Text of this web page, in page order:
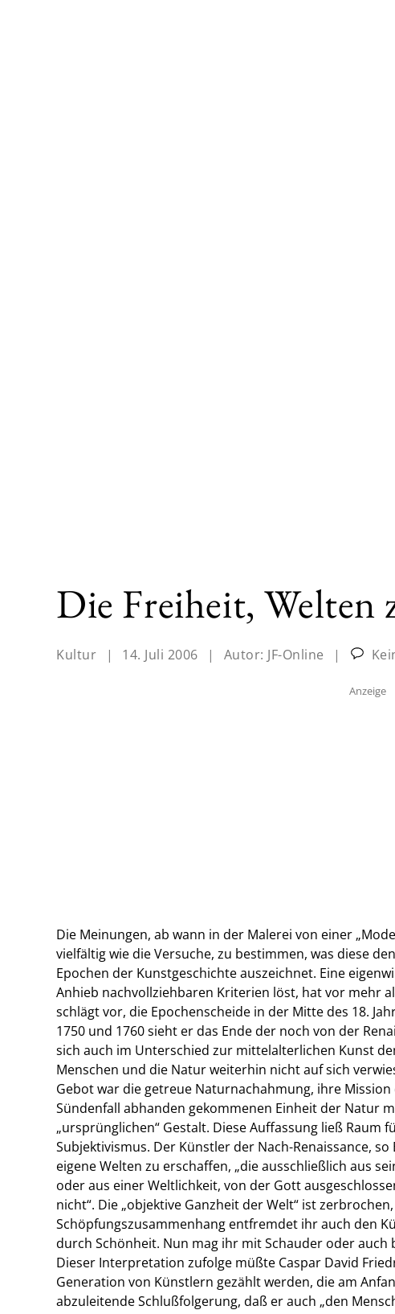
Die Freiheit, Welten
Kultur | 14. Juli 2006 | Autor: JF-Online |
Anzeige
Die Meinungen, ab wann in der Malerei von einer
vielfältig wie die Versuche, zu bestimmen, was diese
Epochen der Kunstgeschichte auszeichnet. Eine
Anhieb nachvollziehbaren Kriterien löst, hat vor mehr
schlägt vor, die Epochenscheide in der Mitte des 18.
1750 und 1760 sieht er das Ende der noch von der
sich auch im Unterschied zur mittelalterlichen Kunst
Menschen und die Natur weiterhin nicht auf sich
Gebot war die getreue Naturnachahmung, ihre
Sündenfall abhanden gekommenen Einheit der Natur
„ursprünglichen“ Gestalt. Diese Auffassung ließ Raum
Subjektivismus. Der Künstler der Nach-Renaissance,
eigene Welten zu erschaffen, „die ausschließlich aus
oder aus einer Weltlichkeit, von der Gott
nicht“. Die „objektive Ganzheit der Welt“ ist
Schöpfungszusammenhang entfremdet ihr auch den
durch Schönheit. Nun mag ihr mit Schauder oder
Dieser Interpretation zufolge müßte Caspar David
Generation von Künstlern gezählt werden, die am
abzuleitende Schlußfolgerung, daß er auch „den